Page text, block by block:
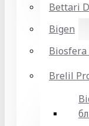
Bettari
Bigen
Biosfera
Brelil